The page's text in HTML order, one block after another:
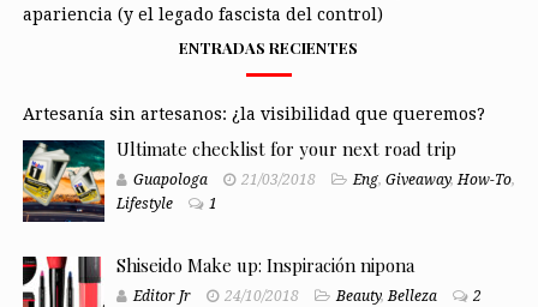
apariencia (y el legado fascista del control)
ENTRADAS RECIENTES
Artesanía sin artesanos: ¿la visibilidad que queremos?
Ultimate checklist for your next road trip
Guapologa 21/03/2018 Eng, Giveaway,How-To,
Lifestyle
1
Shiseido Make up: Inspiración nipona
Editor Jr 24/10/2018 Beauty,Belleza 2